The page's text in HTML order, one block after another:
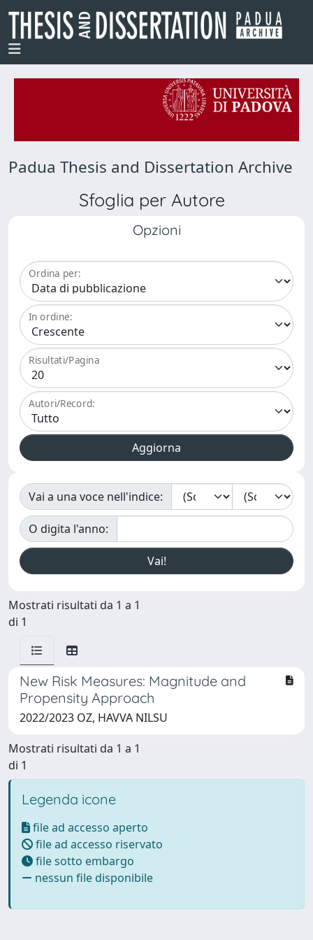
Padua Thesis and Dissertation Archive
Sfoglia per Autore
Opzioni
Ordina per:
In ordine:
Risultati/Pagina
Autori/Record:
Vai a una voce nell'indice:
O digita l'anno:
Mostrati risultati da 1 a 1
di 1
New Risk Measures: Magnitude and
Propensity Approach
2022/2023 OZ, HAVVA NILSU
Mostrati risultati da 1 a 1
di 1
Legenda icone
file ad accesso aperto
file ad accesso riservato
file sotto embargo
nessun file disponibile